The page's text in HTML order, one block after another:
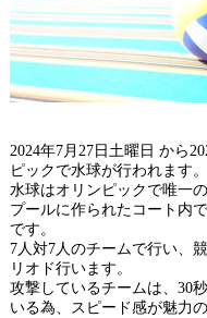
2024年7月27日土曜日 から
ピックで水球が行われます。
水球はオリンピックで唯一
プールに作られたコート内
です。
7人対7人のチームで行い、
リオド行います。
攻撃しているチームは、30
いる為、スピード感が魅力